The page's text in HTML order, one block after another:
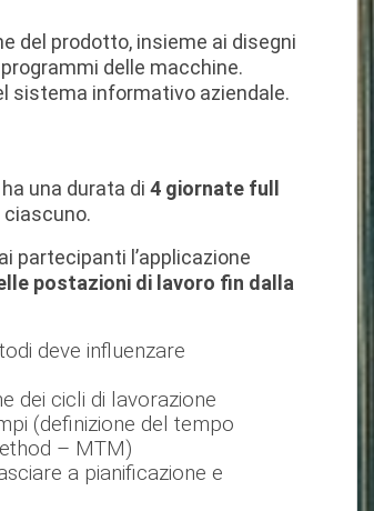
del prodotto, insieme ai disegni
delle macchine.
sistema informativo aziendale.
una durata di4 giornate full
ciascuno.
partecipanti l’applicazione
postazioni di lavoro fin dalla
deve influenzare
dei cicli di lavorazione
(definizione del tempo
– MTM)
a pianificazione e